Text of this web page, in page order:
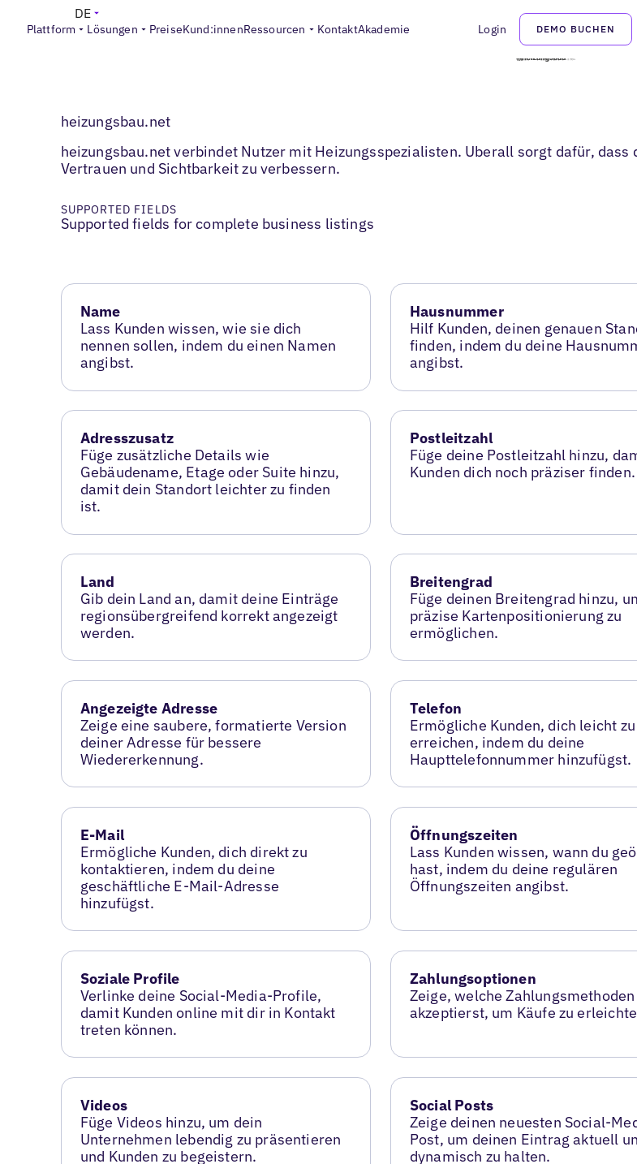
Plattform Lösungen PreiseKund:innenRessourcen KontaktAkademie Login DEMO BUCHEN
DE
heizungsbau.net
heizungsbau.net verbindet Nutzer mit Heizungsspezialisten. Uberall sorgt dafür,
Vertrauen und Sichtbarkeit zu verbessern.
SUPPORTED FIELDS
Supported fields for complete business listings
Name
Lass Kunden wissen, wie sie dich
nennen sollen, indem du einen Namen
angibst.
Hausnummer
Hilf Kunden, deinen genauen
finden, indem du deine
angibst.
Adresszusatz
Füge zusätzliche Details wie
Gebäudename, Etage oder Suite hinzu,
damit dein Standort leichter zu finden
ist.
Postleitzahl
Füge deine Postleitzahl hinzu,
Kunden dich noch präziser finden.
Land
Gib dein Land an, damit deine Einträge
regionsübergreifend korrekt angezeigt
werden.
Breitengrad
Füge deinen Breitengrad hinzu,
präzise Kartenpositionierung zu
ermöglichen.
Angezeigte Adresse
Zeige eine saubere, formatierte Version
deiner Adresse für bessere
Wiedererkennung.
Telefon
Ermögliche Kunden, dich leicht zu
erreichen, indem du deine
Haupttelefonnummer hinzufügst.
E-Mail
Ermögliche Kunden, dich direkt zu
kontaktieren, indem du deine
geschäftliche E-Mail-Adresse
hinzufügst.
Öffnungszeiten
Lass Kunden wissen, wann du
hast, indem du deine regulären
Öffnungszeiten angibst.
Soziale Profile
Verlinke deine Social-Media-Profile,
damit Kunden online mit dir in Kontakt
treten können.
Zahlungsoptionen
Zeige, welche Zahlungsmethoden
akzeptierst, um Käufe zu
Videos
Füge Videos hinzu, um dein
Unternehmen lebendig zu präsentieren
und Kunden zu begeistern.
Social Posts
Zeige deinen neuesten Social-
Post, um deinen Eintrag aktuell
dynamisch zu halten.